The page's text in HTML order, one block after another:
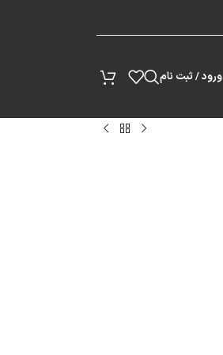
ورود / ثبت نام